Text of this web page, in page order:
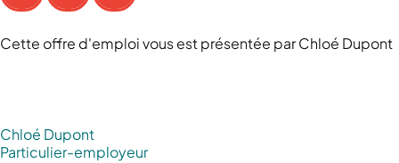
Cette offre d'emploi vous est présentée par Chloé Dupont
Chloé Dupont
Particulier-employeur